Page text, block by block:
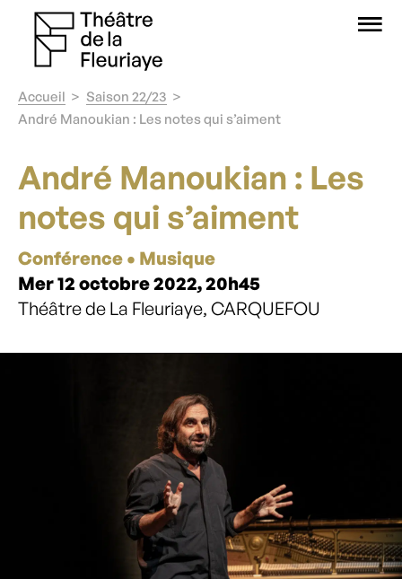
Accueil
Saison 22/23
André Manoukian : Les notes qui s’aiment
André Manoukian : Les
notes qui s’aiment
Conférence • Musique
Mer 12 octobre 2022, 20h45
Théâtre de La Fleuriaye, CARQUEFOU